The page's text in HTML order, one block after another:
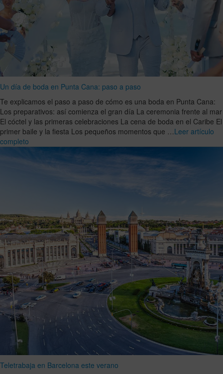
Un día de boda en Punta Cana: paso a paso
Te explicamos el paso a paso de cómo es una boda en Punta Cana:
Los preparativos: así comienza el gran día La ceremonia frente al mar
El cóctel y las primeras celebraciones La cena de boda en el Caribe El
primer baile y la fiesta Los pequeños momentos que …Leer artículo
completo
Teletrabaja en Barcelona este verano